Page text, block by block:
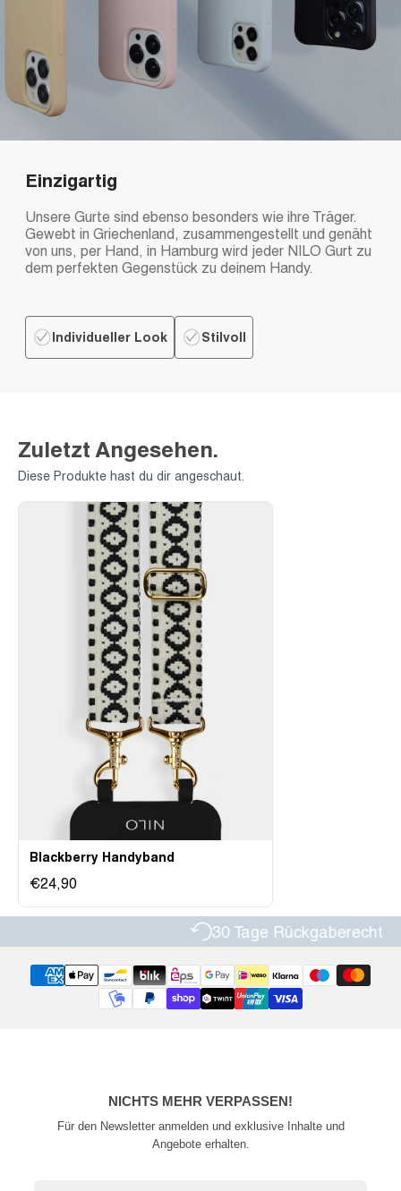
Einzigartig
Unsere Gurte sind ebenso besonders wie ihre Träger.
Gewebt in Griechenland, zusammengestellt und genäht
von uns, per Hand, in Hamburg wird jeder NILO Gurt zu
dem perfekten Gegenstück zu deinem Handy.
Individueller Look Stilvoll
Zuletzt Angesehen.
Diese Produkte hast du dir angeschaut.
Blackberry Handyband
€24,90
30 Tage Rückgaberecht
NICHTS MEHR VERPASSEN!
Für den Newsletter anmelden und exklusive Inhalte und
Angebote erhalten.